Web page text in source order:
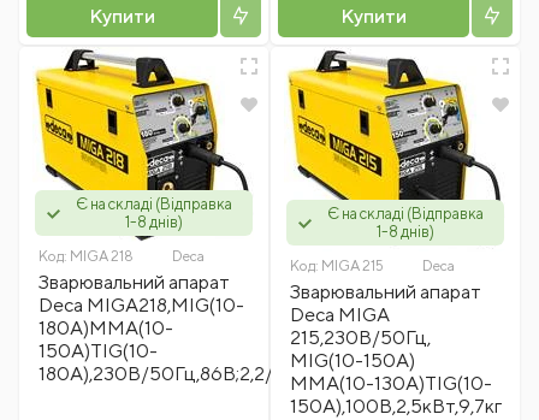
Купити Купити
Є на складі (Відправка
1-8 днів)
Код: MIGA 218 Deca
Зварювальний апарат
Deca MIGA218,MIG(10-
180A)MMA(10-
150A)TIG(10-
180A),230В/50Гц,86В;2,2/3,5кВт,9,5кг
Є на складі (Відправка
1-8 днів)
Код: MIGA 215 Deca
Зварювальний апарат
Deca MIGA
215,230В/50Гц,
MIG(10-150A)
MMA(10-130A)TIG(10-
150A),100В,2,5кВт,9,7кг